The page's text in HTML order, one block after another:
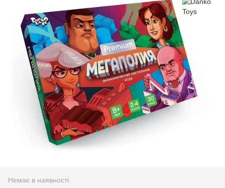
Немає в наявності